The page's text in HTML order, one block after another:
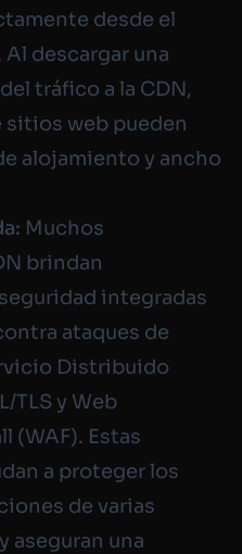
desde el
descargar una
tráfico a la CDN,
web pueden
alojamiento y ancho
Muchos
brindan
integradas
ataques de
Distribuido
TLS y Web
(WAF). Estas
a proteger los
de varias
aseguran una